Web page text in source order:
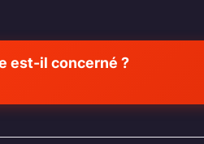
est-il concerné ?